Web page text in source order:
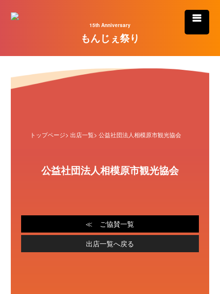
15th Anniversary
もんじぇ祭り
トップページ> 出店一覧> 公益社団法人相模原市観光協会
公益社団法人相模原市観光協会
ご協賛一覧
出店一覧へ戻る